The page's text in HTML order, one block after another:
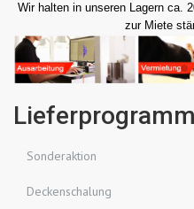
Wir halten in unseren Lagern ca.
zur Miete
Lieferprogramm
Sonderaktion
Deckenschalung